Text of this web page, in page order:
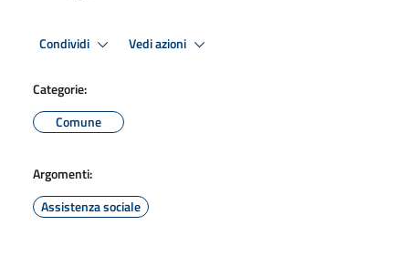
Condividi Vedi azioni
Categorie:
Comune
Argomenti:
Assistenza sociale